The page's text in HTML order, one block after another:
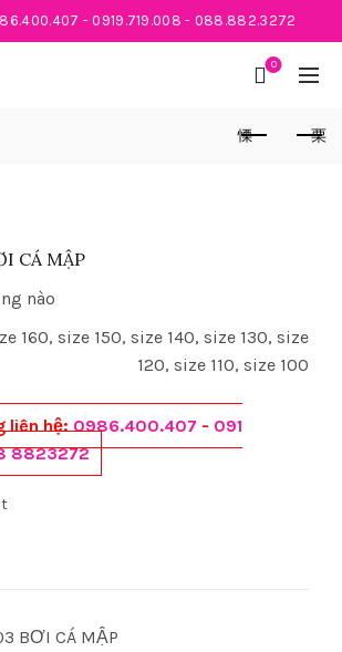
- 0919.719.008 - 088.882.3272
0
CÁ MẬP
nào
160, size 150, size 140, size 130, size
120, size 110, size 100
liên hệ:0986.400.407 - 091
8823272
BƠI CÁ MẬP